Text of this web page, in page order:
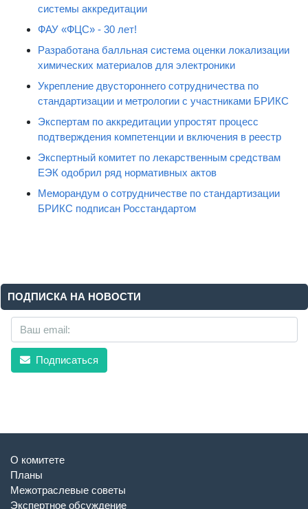
системы аккредитации
ФАУ «ФЦС» - 30 лет!
Разработана балльная система оценки локализации
химических материалов для электроники
Укрепление двустороннего сотрудничества по
стандартизации и метрологии с участниками БРИКС
Экспертам по аккредитации упростят процесс
подтверждения компетенции и включения в реестр
Экспертный комитет по лекарственным средствам
ЕЭК одобрил ряд нормативных актов
Меморандум о сотрудничестве по стандартизации
БРИКС подписан Росстандартом
ПОДПИСКА НА НОВОСТИ
Подписаться
О комитете
Планы
Межотраслевые советы
Экспертное обсуждение